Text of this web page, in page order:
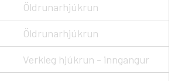
Öldrunarhjúkrun
Öldrunarhjúkrun
Verkleg hjúkrun - inngangur